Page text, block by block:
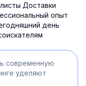
Доставки
опыт
день
современную
уделяют